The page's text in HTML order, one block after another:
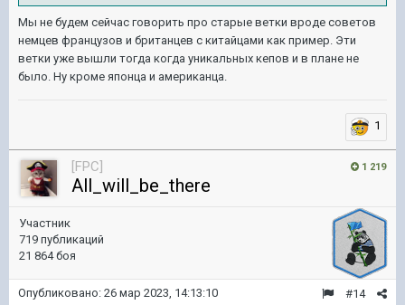
Мы не будем сейчас говорить про старые ветки вроде советов
немцев французов и британцев с китайцами как пример. Эти
ветки уже вышли тогда когда уникальных кепов и в плане не
было. Ну кроме японца и американца.
1
1 219
[FPC]
All_will_be_there
Участник
719 публикаций
21 864 боя
#14
Опубликовано: 26 мар 2023, 14:13:10